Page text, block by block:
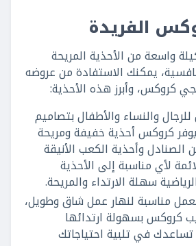
الفريدة
واسعة من الأحذية المريحة
يمكنك الاستفادة من عروضه
كروكس، وأبرز هذه الأحذية:
والنساء والأطفال بتصاميم
كروكس أحذية خفيفة ومريحة
الصنادل وأحذية الكعب الأنيقة
لأي مناسبة إلى الأحذية
سهلة الارتداء والمريحة.
مناسبة لنهار عمل شاق وطويل،
كروكس بسهولة ارتدائها
في تلبية احتياجاتك